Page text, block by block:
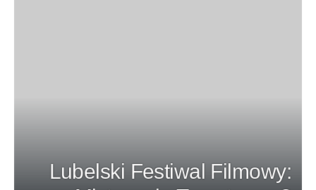
Lubelski Festiwal Filmowy: